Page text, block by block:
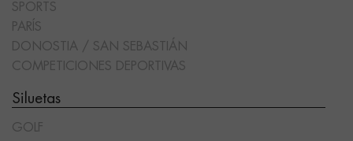
SPORTS
PARÍS
DONOSTIA / SAN SEBASTIÁN
COMPETICIONES DEPORTIVAS
Siluetas
GOLF